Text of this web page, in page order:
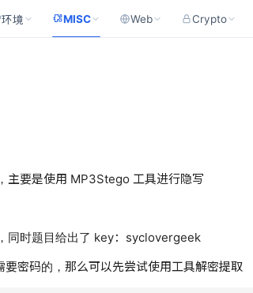
环境 MISC Web Crypto
主要是使用 MP3Stego 工具进行隐写
同时题目给出了 key：syclovergeek
密码的，那么可以先尝试使用工具解密提取